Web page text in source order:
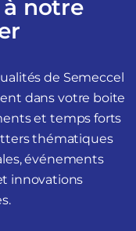
notre
de Semeccel
dans votre boite
et temps forts
thématiques
événements
innovations